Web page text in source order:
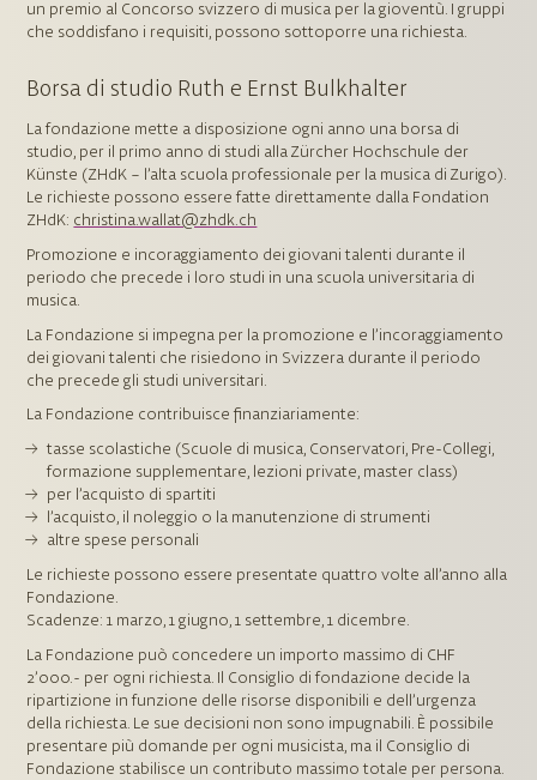
un premio al Concorso svizzero di musica per la gioventù. I gruppi
che soddisfano i requisiti, possono sottoporre una richiesta.
Borsa di studio Ruth e Ernst Bulkhalter
La fondazione mette a disposizione ogni anno una borsa di
studio, per il primo anno di studi alla Zürcher Hochschule der
Künste (ZHdK – l’alta scuola professionale per la musica di Zurigo).
Le richieste possono essere fatte direttamente dalla Fondation
ZHdK: christina.wallat@zhdk.ch
Promozione e incoraggiamento dei giovani talenti durante il
periodo che precede i loro studi in una scuola universitaria di
musica.
La Fondazione si impegna per la promozione e l’incoraggiamento
dei giovani talenti che risiedono in Svizzera durante il periodo
che precede gli studi universitari.
La Fondazione contribuisce finanziariamente:
tasse scolastiche (Scuole di musica, Conservatori, Pre-Collegi,
formazione supplementare, lezioni private, master class)
per l’acquisto di spartiti
l’acquisto, il noleggio o la manutenzione di strumenti
altre spese personali
Le richieste possono essere presentate quattro volte all’anno alla
Fondazione.
Scadenze: 1 marzo, 1 giugno, 1 settembre, 1 dicembre.
La Fondazione può concedere un importo massimo di CHF
2’000.- per ogni richiesta. Il Consiglio di fondazione decide la
ripartizione in funzione delle risorse disponibili e dell’urgenza
della richiesta. Le sue decisioni non sono impugnabili. È possibile
presentare più domande per ogni musicista, ma il Consiglio di
Fondazione stabilisce un contributo massimo totale per persona.